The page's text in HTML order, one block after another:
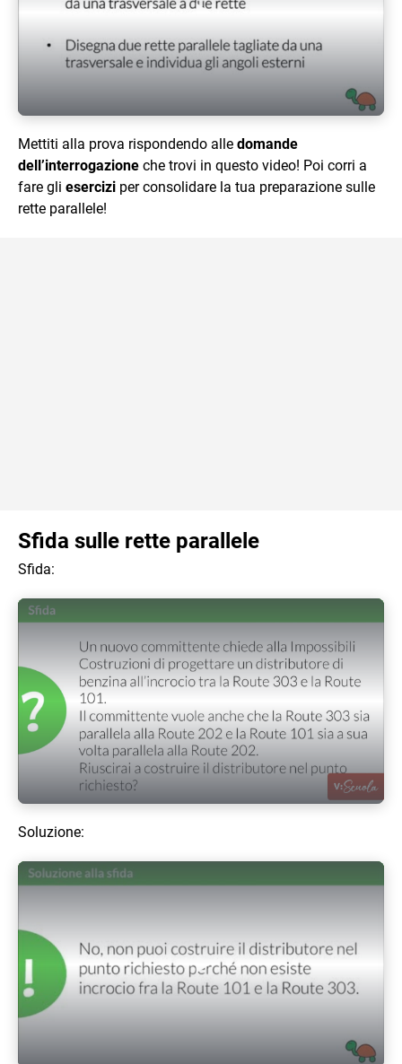
Play Video
Mettiti alla prova rispondendo alle domande
dell’interrogazione che trovi in questo video! Poi corri a
fare gli esercizi per consolidare la tua preparazione sulle
rette parallele!
Sfida sulle rette parallele
Sfida:
Play Video
Soluzione:
Play Video